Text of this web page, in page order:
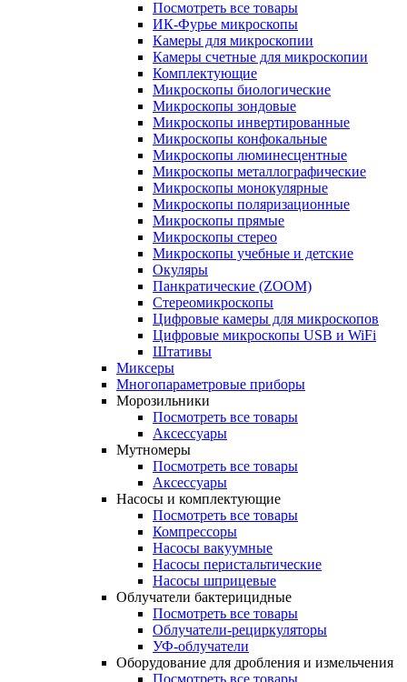
Посмотреть все товары
ИК-Фурье микроскопы
Камеры для микроскопии
Камеры счетные для микроскопии
Комплектующие
Микроскопы биологические
Микроскопы зондовые
Микроскопы инвертированные
Микроскопы конфокальные
Микроскопы люминесцентные
Микроскопы металлографические
Микроскопы монокулярные
Микроскопы поляризационные
Микроскопы прямые
Микроскопы стерео
Микроскопы учебные и детские
Окуляры
Панкратические (ZOOM)
Стереомикроскопы
Цифровые камеры для микроскопов
Цифровые микроскопы USB и WiFi
Штативы
Миксеры
Многопараметровые приборы
Морозильники
Посмотреть все товары
Аксессуары
Мутномеры
Посмотреть все товары
Аксессуары
Насосы и комплектующие
Посмотреть все товары
Компрессоры
Насосы вакуумные
Насосы перистальтические
Насосы шприцевые
Облучатели бактерицидные
Посмотреть все товары
Облучатели-рециркуляторы
УФ-облучатели
Оборудование для дробления и измельчения
Посмотреть все товары